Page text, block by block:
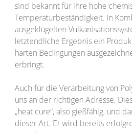
sind bekannt für ihre hohe
Temperaturbeständigkeit. In
ausgeklügelten
letztendliche Ergebnis ein
harten Bedingungen
erbringt.
Auch für die Verarbeitung von
uns an der richtigen Adresse.
„heat cure“, also gießfähig, und
dieser Art. Er wird bereits